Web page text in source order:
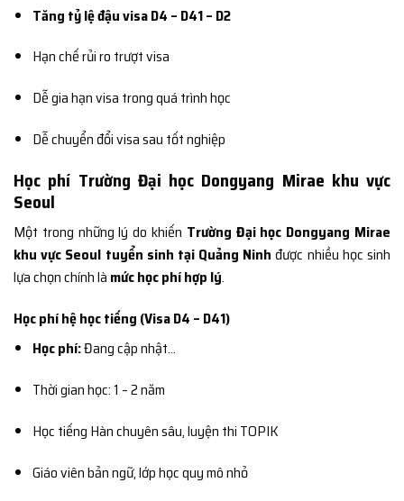
Tăng tỷ lệ đậu visa D4 – D41 – D2
Hạn chế rủi ro trượt visa
Dễ gia hạn visa trong quá trình học
Dễ chuyển đổi visa sau tốt nghiệp
Học phí Trường Đại học Dongyang Mirae khu vực
Seoul
Một trong những lý do khiến Trường Đại học Dongyang Mirae
khu vực Seoul tuyển sinh tại Quảng Ninh được nhiều học sinh
lựa chọn chính là mức học phí hợp lý.
Học phí hệ học tiếng (Visa D4 – D41)
Học phí:Đang cập nhật…
Thời gian học: 1 – 2 năm
Học tiếng Hàn chuyên sâu, luyện thi TOPIK
Giáo viên bản ngữ, lớp học quy mô nhỏ